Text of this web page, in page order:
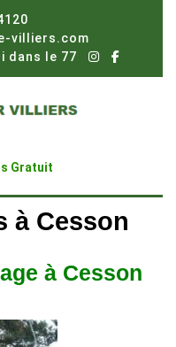
villiers.com
dans le 77
Gratuit
à Cesson
à Cesson